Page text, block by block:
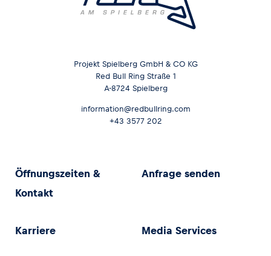
Projekt Spielberg GmbH & CO KG
Red Bull Ring Straße 1
A-8724 Spielberg
information@redbullring.com
+43 3577 202
Öffnungszeiten &
Kontakt
Anfrage senden
Karriere Media Services